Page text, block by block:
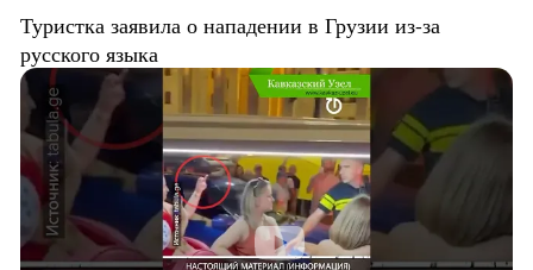
Туристка заявила о нападении в Грузии из-за
русского языка